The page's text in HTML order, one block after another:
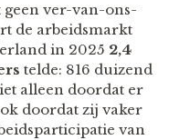
geen ver-van-ons-
de arbeidsmarkt
in 2025 2,4
telde: 816 duizend
alleen doordat er
doordat zij vaker
van